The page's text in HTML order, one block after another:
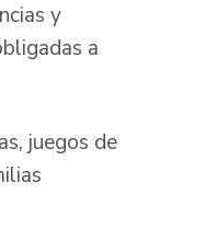
y
a
juegos de